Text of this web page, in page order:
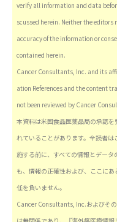
verify all information and data
scussed herein. Neither the
accuracy of the information or
contained herein.
Cancer Consultants, Inc. and its
ation References and the content
not been reviewed by Cancer
本資料は米国食品医薬品局の承認
れていることがあります。全読者
施する前に、すべての情報とデー
も、情報の正確性および、ここに
任を負いません。
Cancer Consultants, Inc.およびそ